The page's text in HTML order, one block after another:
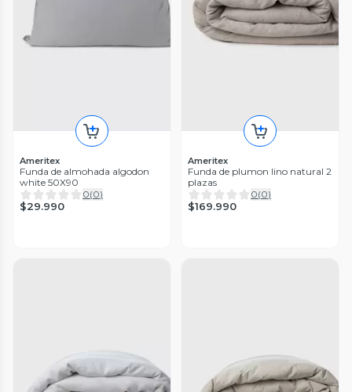
Ameritex
Funda de almohada algodon
white 50X90
0(0)
$29.990
Ameritex
Funda de plumon lino natural 2
plazas
0(0)
$169.990